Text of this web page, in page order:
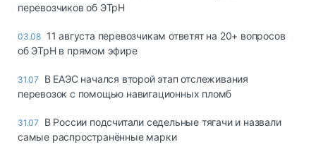
перевозчиков об ЭТрН
03.08 11 августа перевозчикам ответят на 20+ вопросов
об ЭТрН в прямом эфире
31.07
В ЕАЭС начался второй этап отслеживания
перевозок с помощью навигационных пломб
31.07
В России подсчитали седельные тягачи и назвали
самые распространённые марки